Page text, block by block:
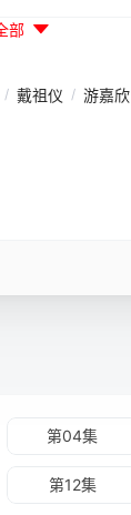
一家四口终得以
部
/ 戴祖仪 / 游嘉欣
第04集
第12集